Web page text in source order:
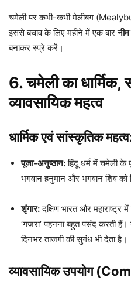
चमेली पर कभी-कभी मेलीबग
इससे बचाव के लिए महीने में एक बार
बनाकर स्प्रे करें।
6. चमेली का
व्यावसायिक महत्व
धार्मिक एवं सांस्कृतिक
पूजा-अनुष्ठान:हिंदू धर्म में चमेली के
भगवान हनुमान और भगवान शिव को
शृंगार:दक्षिण भारत और महाराष्ट्र
‘गजरा’ पहनना बहुत पसंद करती
दिनभर ताजगी की सुगंध भी देता है।
व्यावसायिक उपयोग